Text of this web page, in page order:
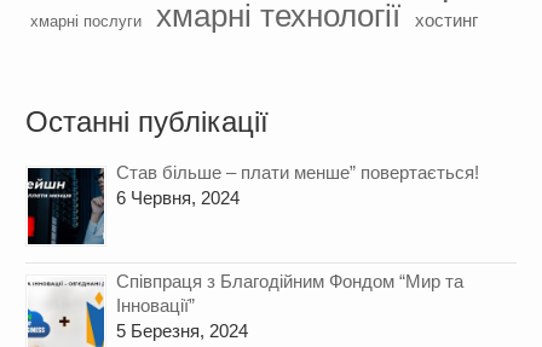
хмарні послуги хмарні технології хостинг
Останні публікації
Став більше – плати менше” повертається!
6 Червня, 2024
Cпівпраця з Благодійним Фондом “Мир та
Інновації”
5 Березня, 2024